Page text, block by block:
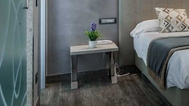
per uso singolo al costo di 80 euro.
domestici
previa comunicazione al ricevimento, con